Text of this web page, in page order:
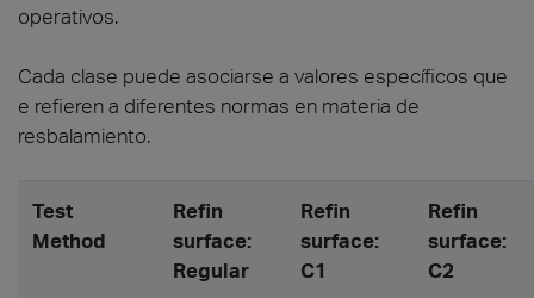
operativos.
Cada clase puede asociarse a valores específicos que
e refieren a diferentes normas en materia de
resbalamiento.
Test
Method
Refin
surface:
Regular
Refin
surface:
C1
Refin
surface:
C2